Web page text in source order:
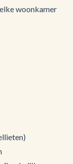
woonkamer